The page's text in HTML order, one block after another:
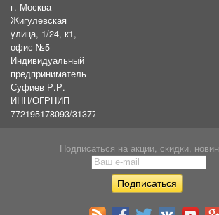
г. Москва
Жигулевская
улица, 1/24, к1,
офис №5
Индивидуальный
предприниматель
Суфиев Р.Р.
ИНН/ОГРНИП
772195178093/31377461610054
Подписаться на акции, скидки,